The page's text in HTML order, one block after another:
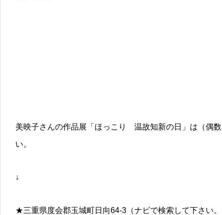
美映子さんの作品展「ほっこり 温故知新の日」は（偶
い。
↓
★三重県度会郡玉城町日向64-3（ナビで検索して下さい